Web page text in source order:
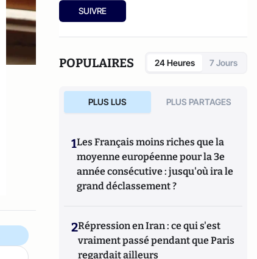
SUIVRE
POPULAIRES 24 Heures 7 Jours
PLUS LUS PLUS PARTAGES
1Les Français moins riches que la
moyenne européenne pour la 3e
année consécutive : jusqu'où ira le
grand déclassement ?
2Répression en Iran : ce qui s'est
vraiment passé pendant que Paris
regardait ailleurs